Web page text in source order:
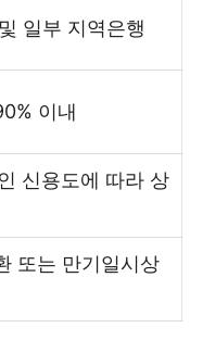
일부 지역은행
이내
신용도에 따라 상
또는 만기일시상